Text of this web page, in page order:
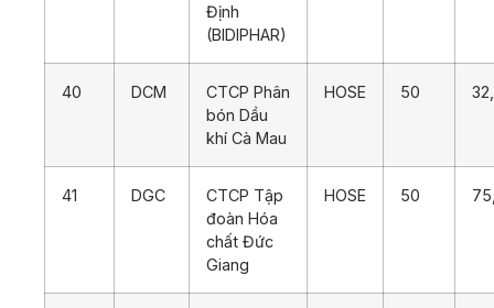
Định
(BIDIPHAR)
40 DCM
CTCP Phân
bón Dầu
khí Cà Mau
HOSE 50
41 DGC
CTCP Tập
đoàn Hóa
chất Đức
Giang
HOSE 50